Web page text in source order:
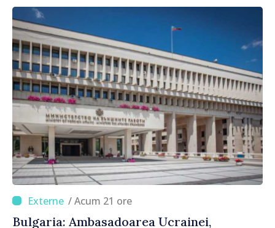
/ Acum 21 ore
Bulgaria: Ambasadoarea Ucrainei,